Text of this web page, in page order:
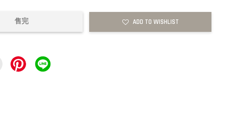
售完 ADD TO WISHLIST